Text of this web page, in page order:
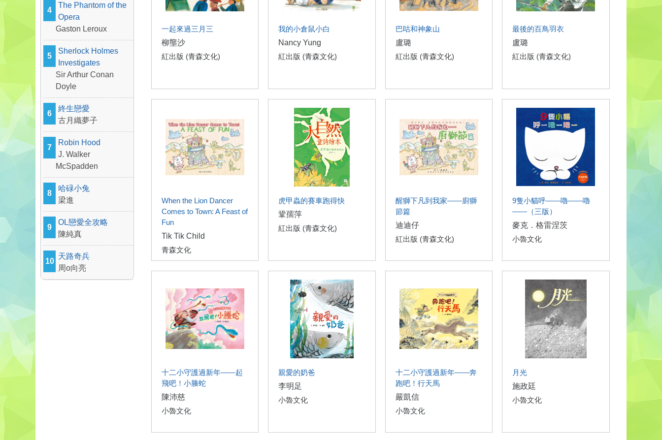
4
The Phantom of the
Opera
Gaston Leroux
5
Sherlock Holmes
Investigates
Sir Arthur Conan
Doyle
6
終生戀愛
古月織夢子
7
Robin Hood
J. Walker
McSpadden
8
哈碌小兔
梁進
9
OL戀愛全攻略
陳純真
10
天路奇兵
周o向亮
一起來過三月三
柳壟沙
紅出版 (青森文化)
我的小倉鼠小白
Nancy Yung
紅出版 (青森文化)
巴咕和神象山
盧璐
紅出版 (青森文化)
最後的百鳥羽衣
盧璐
紅出版 (青森文化)
When the Lion Dancer
Comes to Town: A Feast of
Fun
Tik Tik Child
青森文化
虎甲蟲的賽車跑得快
鞏孺萍
紅出版 (青森文化)
醒獅下凡到我家——廚獅
節篇
迪迪仔
紅出版 (青森文化)
9隻小貓呼——嚕——嚕
——（三版）
麥克．格雷涅茨
小魯文化
十二小守護過新年——起
飛吧！小螣蛇
陳沛慈
小魯文化
親愛的奶爸
李明足
小魯文化
十二小守護過新年——奔
跑吧！行天馬
嚴凱信
小魯文化
月光
施政廷
小魯文化